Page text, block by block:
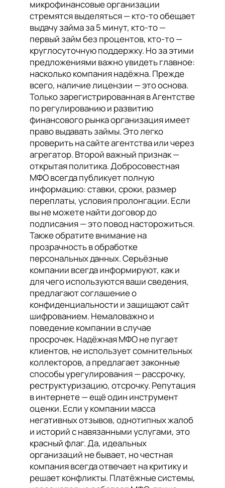
микрофинансовые организации
стремятся выделяться — кто-то обещает
выдачу займа за 5 минут, кто-то —
первый займ без процентов, кто-то —
круглосуточную поддержку. Но за этими
предложениями важно увидеть главное:
насколько компания надёжна. Прежде
всего, наличие лицензии — это основа.
Только зарегистрированная в Агентстве
по регулированию и развитию
финансового рынка организация имеет
право выдавать займы. Это легко
проверить на сайте агентства или через
агрегатор. Второй важный признак —
открытая политика. Добросовестная
МФО всегда публикует полную
информацию: ставки, сроки, размер
переплаты, условия пролонгации. Если
вы не можете найти договор до
подписания — это повод насторожиться.
Также обратите внимание на
прозрачность в обработке
персональных данных. Серьёзные
компании всегда информируют, как и
для чего используются ваши сведения,
предлагают соглашение о
конфиденциальности и защищают сайт
шифрованием. Немаловажно и
поведение компании в случае
просрочек. Надёжная МФО не пугает
клиентов, не использует сомнительных
коллекторов, а предлагает законные
способы урегулирования — рассрочку,
реструктуризацию, отсрочку. Репутация
в интернете — ещё один инструмент
оценки. Если у компании масса
негативных отзывов, однотипных жалоб
и историй с навязанными услугами, это
красный флаг. Да, идеальных
организаций не бывает, но честная
компания всегда отвечает на критику и
решает конфликты. Платёжные системы,